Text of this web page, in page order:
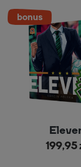
199,95